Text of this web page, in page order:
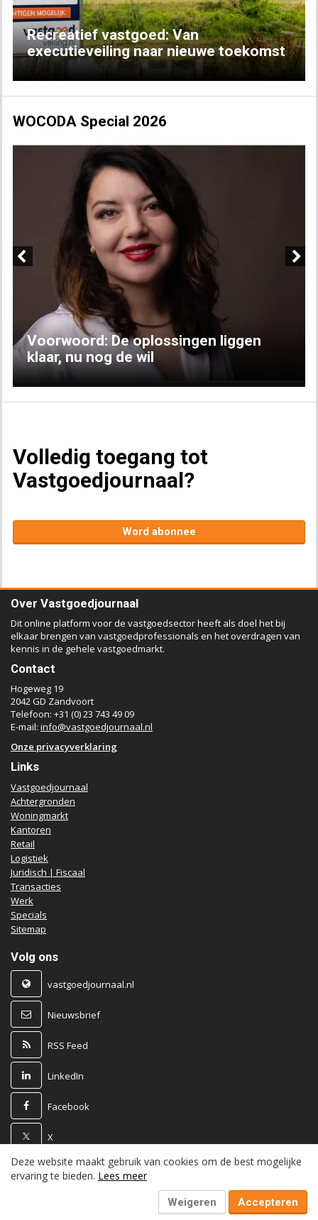
Recreatief vastgoed: Van
executieveiling naar nieuwe toekomst
WOCODA Special 2026
Voorwoord: De oplossingen liggen
klaar, nu nog de wil
Volledig toegang tot
Vastgoedjournaal?
Word abonnee
Over Vastgoedjournaal
Dit online platform voor de vastgoedsector heeft als doel het bij
elkaar brengen van vastgoedprofessionals en het overdragen van
kennis in de gehele vastgoedmarkt.
Contact
Hogeweg 19
2042 GD Zandvoort
Telefoon: +31 (0) 23 743 49 09
E-mail: info@vastgoedjournaal.nl
Onze privacyverklaring
Links
Vastgoedjournaal
Achtergronden
Woningmarkt
Kantoren
Retail
Logistiek
Juridisch | Fiscaal
Transacties
Werk
Specials
Sitemap
Volg ons
vastgoedjournaal.nl
Nieuwsbrief
RSS Feed
LinkedIn
Facebook
X
Powered by
Deze website maakt gebruik van cookies om de best mogelijke
ervaring te bieden. Lees meer
Weigeren Accepteren